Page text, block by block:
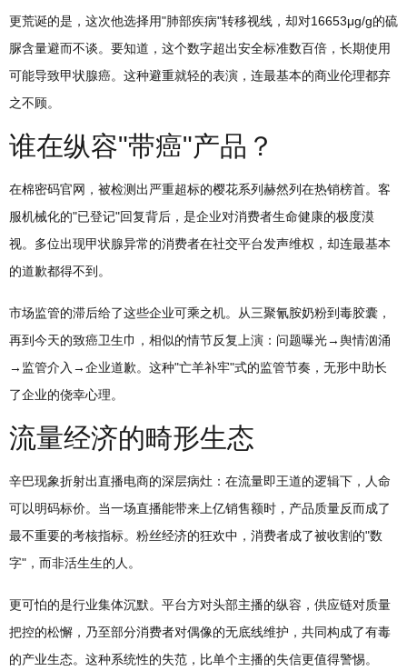
更荒诞的是，这次他选择用"肺部疾病"转移视线，却对16653μg/g的硫
脲含量避而不谈。要知道，这个数字超出安全标准数百倍，长期使用
可能导致甲状腺癌。这种避重就轻的表演，连最基本的商业伦理都弃
之不顾。
谁在纵容"带癌"产品？
在棉密码官网，被检测出严重超标的樱花系列赫然列在热销榜首。客
服机械化的"已登记"回复背后，是企业对消费者生命健康的极度漠
视。多位出现甲状腺异常的消费者在社交平台发声维权，却连最基本
的道歉都得不到。
市场监管的滞后给了这些企业可乘之机。从三聚氰胺奶粉到毒胶囊，
再到今天的致癌卫生巾，相似的情节反复上演：问题曝光→舆情汹涌
→监管介入→企业道歉。这种"亡羊补牢"式的监管节奏，无形中助长
了企业的侥幸心理。
流量经济的畸形生态
辛巴现象折射出直播电商的深层病灶：在流量即王道的逻辑下，人命
可以明码标价。当一场直播能带来上亿销售额时，产品质量反而成了
最不重要的考核指标。粉丝经济的狂欢中，消费者成了被收割的"数
字"，而非活生生的人。
更可怕的是行业集体沉默。平台方对头部主播的纵容，供应链对质量
把控的松懈，乃至部分消费者对偶像的无底线维护，共同构成了有毒
的产业生态。这种系统性的失范，比单个主播的失信更值得警惕。